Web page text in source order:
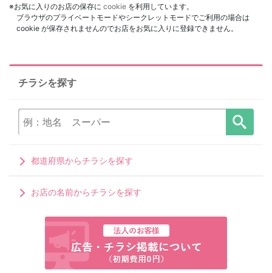
※お気に入りのお店の保存に cookie を利用しています。
ブラウザのプライベートモードやシークレットモードでご利用の場合は
cookie が保存されませんのでお店をお気に入りに登録できません。
チラシを探す
都道府県からチラシを探す
お店の名前からチラシを探す